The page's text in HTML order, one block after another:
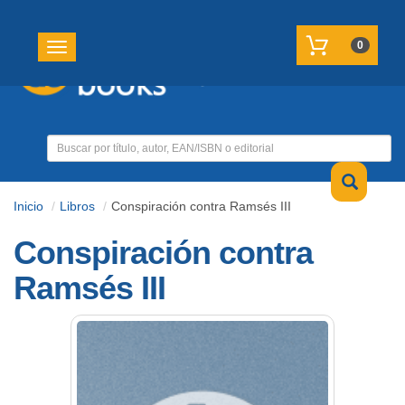
Toggle navigation 0
Inicio Libros Conspiración contra Ramsés III
Conspiración contra
Ramsés III